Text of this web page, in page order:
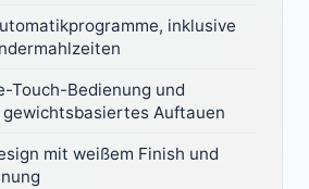
inklusive
Touch-Bedienung und
Auftauen
mit weißem Finish und